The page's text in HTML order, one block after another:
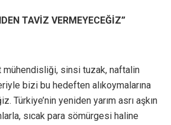
TAVİZ VERMEYECEĞİZ”
sinsi tuzak, naftalin
bizi bu hedeften alıkoymalarına
Türkiye’nin yeniden yarım asrı aşkın
sıcak para sömürgesi haline